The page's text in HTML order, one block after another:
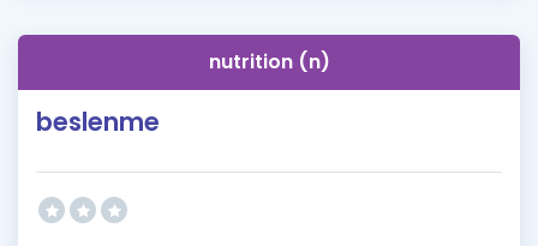
İngilizce Gramer
nutrition (n)
beslenme